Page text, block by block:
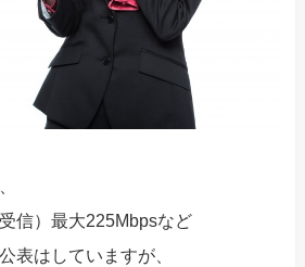
信）最大225Mbpsなど
表はしていますが、